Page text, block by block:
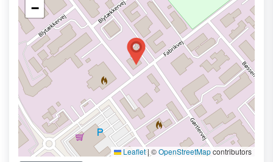
−
Leaflet| ©OpenStreetMapcontributors